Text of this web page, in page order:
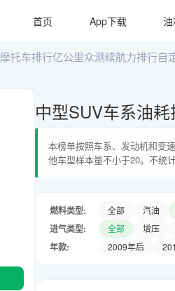
首页 App下载
摩托车排行亿公里众测续航力排行自
中型SUV车系油
本榜单按照车系、发动机和变
他车型样本量不小于20。不统
燃料类型: 全部 汽油
进气类型: 全部 增压
年款: 2009年后